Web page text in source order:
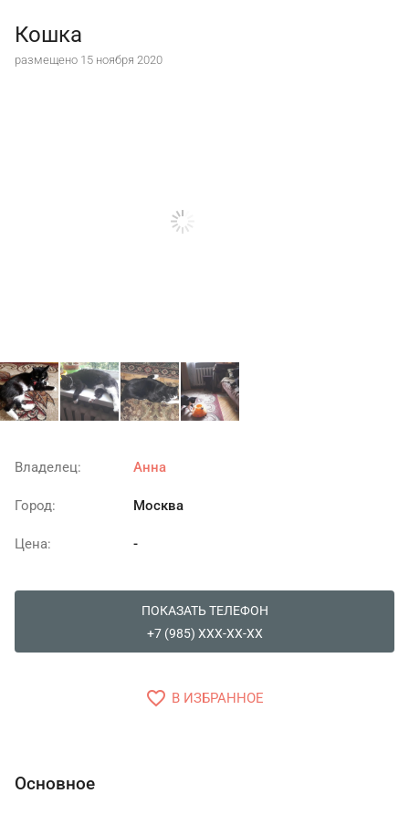
Кошка
размещено 15 ноября 2020
Владелец: Анна
Город: Москва
Цена: -
ПОКАЗАТЬ ТЕЛЕФОН
+7 (985) XXX-XX-XX
favorite_border В ИЗБРАННОЕ
Основное